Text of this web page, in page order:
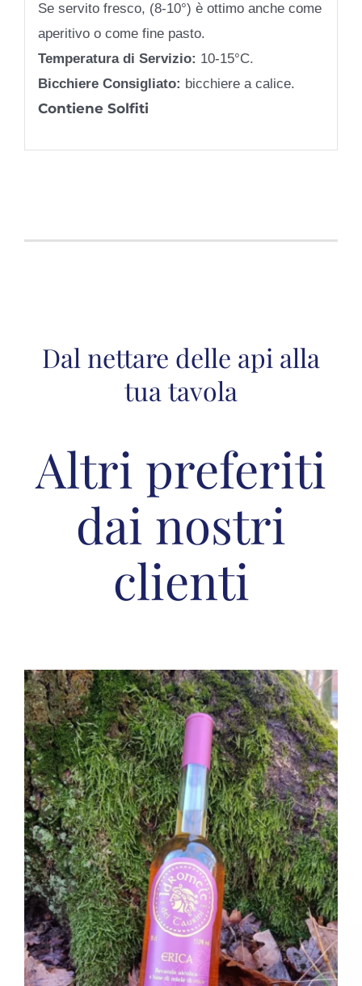
Se servito fresco, (8-10°) è ottimo anche come
aperitivo o come fine pasto.
Temperatura di Servizio: 10-15°C.
Bicchiere Consigliato: bicchiere a calice.
Contiene Solfiti
Dal nettare delle api alla
tua tavola
Altri preferiti
dai nostri
clienti